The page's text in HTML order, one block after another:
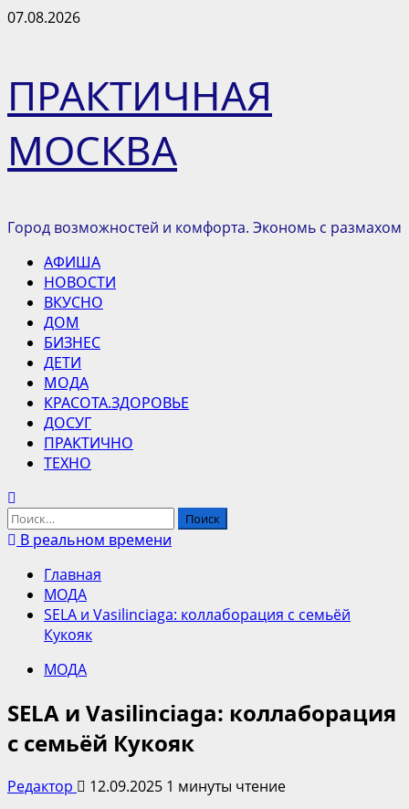
Перейти
07.08.2026
ПРАКТИЧНАЯ
МОСКВА
Город возможностей и комфорта. Экономь с размахом
Основное
меню
АФИША
НОВОСТИ
ВКУСНО
ДОМ
БИЗНЕС
ДЕТИ
МОДА
КРАСОТА.ЗДОРОВЬЕ
ДОСУГ
ПРАКТИЧНО
ТЕХНО
Найти:
В реальном времени
Главная
МОДА
SELA и Vasilinсiaga: коллаборация с семьёй
Кукояк
МОДА
SELA и Vasilinсiaga: коллаборация
с семьёй Кукояк
Редактор 12.09.2025 1 минуты чтение